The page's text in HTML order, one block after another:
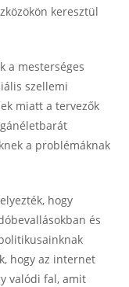
keresztül
a mesterséges
szellemi
miatt a tervezők
a problémáknak
hogy
és
hogy az internet
valódi fal, amit